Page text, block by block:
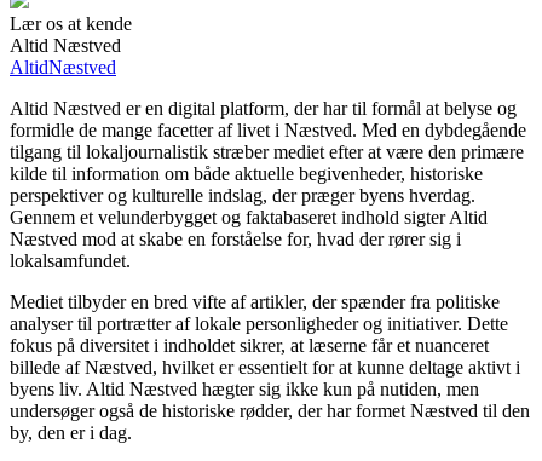
Lær os at kende
Altid Næstved
AltidNæstved
Altid Næstved er en digital platform, der har til formål at belyse og
formidle de mange facetter af livet i Næstved. Med en dybdegående
tilgang til lokaljournalistik stræber mediet efter at være den primære
kilde til information om både aktuelle begivenheder, historiske
perspektiver og kulturelle indslag, der præger byens hverdag.
Gennem et velunderbygget og faktabaseret indhold sigter Altid
Næstved mod at skabe en forståelse for, hvad der rører sig i
lokalsamfundet.
Mediet tilbyder en bred vifte af artikler, der spænder fra politiske
analyser til portrætter af lokale personligheder og initiativer. Dette
fokus på diversitet i indholdet sikrer, at læserne får et nuanceret
billede af Næstved, hvilket er essentielt for at kunne deltage aktivt i
byens liv. Altid Næstved hægter sig ikke kun på nutiden, men
undersøger også de historiske rødder, der har formet Næstved til den
by, den er i dag.